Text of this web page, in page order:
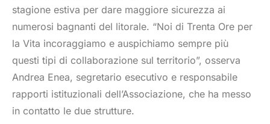
stagione estiva per dare maggiore sicurezza ai
numerosi bagnanti del litorale. “Noi di Trenta Ore per
la Vita incoraggiamo e auspichiamo sempre più
questi tipi di collaborazione sul territorio”, osserva
Andrea Enea, segretario esecutivo e responsabile
rapporti istituzionali dell’Associazione, che ha messo
in contatto le due strutture.